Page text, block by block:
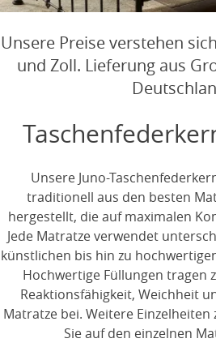
Unsere Preise verstehen
und Zoll. Lieferung aus
Unsere Juno-
traditionell aus den besten
hergestellt, die auf maximalen
Jede Matratze verwendet
künstlichen bis hin zu
Hochwertige Füllungen tragen
Reaktionsfähigkeit, Weichheit
Matratze bei. Weitere
Sie auf den einzelnen